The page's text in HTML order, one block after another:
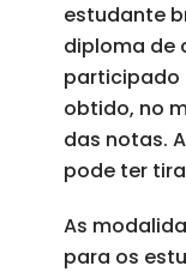
estudante
diploma de
participado
obtido, no
das notas.
pode ter
As
para os